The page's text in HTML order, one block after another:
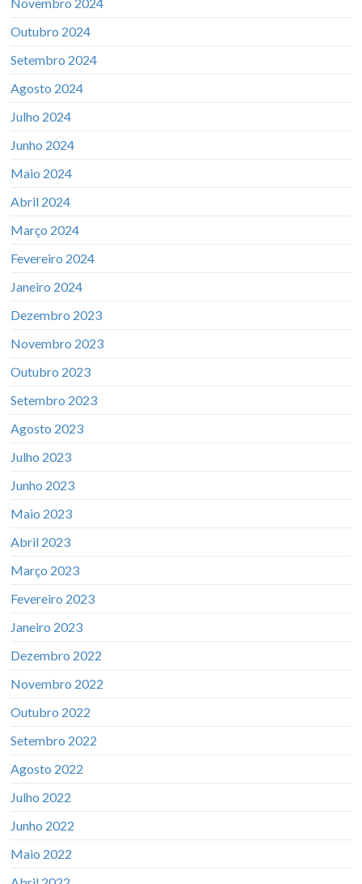
Outubro 2024
Setembro 2024
Agosto 2024
Julho 2024
Junho 2024
Maio 2024
Abril 2024
Março 2024
Fevereiro 2024
Janeiro 2024
Dezembro 2023
Novembro 2023
Outubro 2023
Setembro 2023
Agosto 2023
Julho 2023
Junho 2023
Maio 2023
Abril 2023
Março 2023
Fevereiro 2023
Janeiro 2023
Dezembro 2022
Novembro 2022
Outubro 2022
Setembro 2022
Agosto 2022
Julho 2022
Junho 2022
Maio 2022